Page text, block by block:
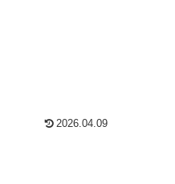
2026.04.09